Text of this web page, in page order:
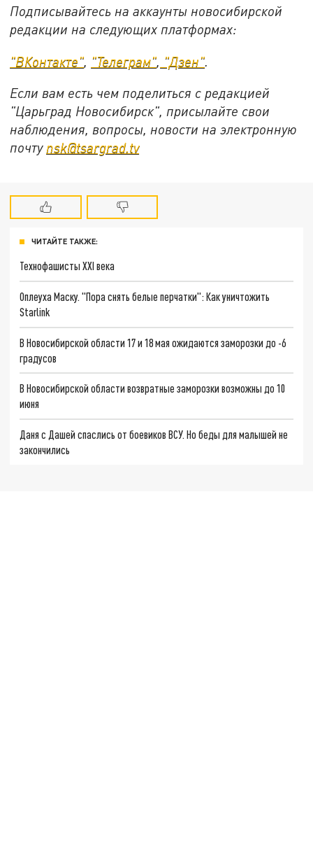
Подписывайтесь на аккаунты новосибирской
редакции на следующих платформах:
"ВКонтакте", "Телеграм", "Дзен".
Если вам есть чем поделиться с редакцией
"Царьград Новосибирск", присылайте свои
наблюдения, вопросы, новости на электронную
почту nsk@tsargrad.tv
ЧИТАЙТЕ ТАКЖЕ:
Технофашисты XXI века
Оплеуха Маску. "Пора снять белые перчатки": Как уничтожить
Starlink
В Новосибирской области 17 и 18 мая ожидаются заморозки до -6
градусов
В Новосибирской области возвратные заморозки возможны до 10
июня
Даня с Дашей спаслись от боевиков ВСУ. Но беды для малышей не
закончились